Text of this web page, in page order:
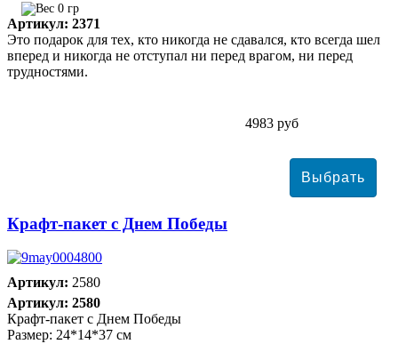
0 гр
Артикул: 2371
Это подарок для тех, кто никогда не сдавался, кто всегда шел
вперед и никогда не отступал ни перед врагом, ни перед
трудностями.
4983 руб
Крафт-пакет с Днем Победы
Артикул: 2580
Артикул: 2580
Крафт-пакет с Днем Победы
Размер: 24*14*37 см